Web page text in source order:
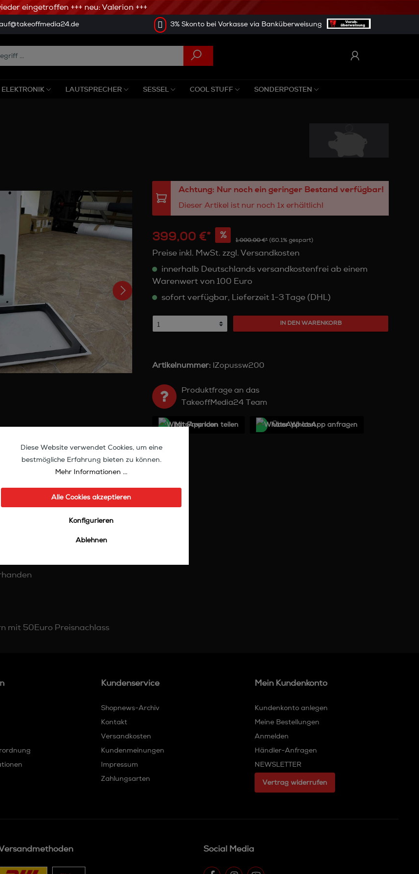
3% Skonto bei Vorkasse via Banküberweisung
eingetroffen +++ neu: Valerion +++
ELEKTRONIK LAUTSPRECHER SESSEL COOL STUFF SONDERPOSTEN
Achtung: Nur noch ein geringer Bestand verfügbar!
Dieser Artikel ist nur noch 1x erhältlich!
399,00 €* % 1.000,00 €* (60.1% gespart)
Preise inkl. MwSt. zzgl. Versandkosten
innerhalb Deutschlands versandkostenfrei ab einem
Warenwert von 100 Euro
sofort verfügbar, Lieferzeit 1-3 Tage (DHL)
IN DEN WARENKORB
Artikelnummer: IZopussw200
Produktfrage an das
TakeoffMedia24 Team
Mit Frеunden teilen Über WhatѕApp anfragеn
200"
mit 50Euro Preisnachlass
Kundenservice
Shopnews-Archiv
Kontakt
Versandkosten
Kundenmeinungen
Impressum
Zahlungsarten
Mein Kundenkonto
Kundenkonto anlegen
Meine Bestellungen
Anmelden
Händler-Anfragen
NEWSLETTER
Vertrag widerrufen
Social Media
Diese Website verwendet Cookies, um eine
bestmögliche Erfahrung bieten zu können.
Mehr Informationen ...
Alle Cookies akzeptieren
Konfigurieren
Ablehnen